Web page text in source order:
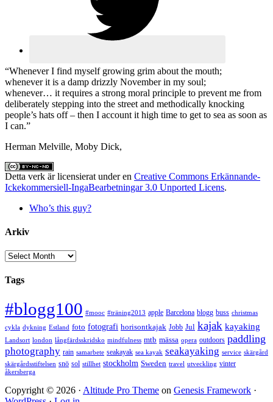
“Whenever I find myself growing grim about the mouth;
whenever it is a damp drizzly November in my soul;
whenever… it requires a strong moral principle to prevent me from
deliberately stepping into the street and methodically knocking
people’s hats off – then I account it high time to get to sea as soon as
I can.”
Herman Melville, Moby Dick,
Detta verk är licensierat under en Creative Commons Erkännande-
Ickekommersiell-IngaBearbetningar 3.0 Unported Licens.
Who’s this guy?
Arkiv
Arkiv
Tags
#blogg100 #mooc #träning2013 apple Barcelona blogg buss christmas
cykla dykning Estland foto fotografi horisontkajak Jobb Jul kajak kayaking
Landsort london långfärdsskridsko mindfulness mtb mässa opera outdoors paddling
photography rain samarbete seakayak sea kayak seakayaking service skärgård
skärgårdsstiftelsen snö sol stillhet stockholm Sweden travel utveckling vinter
åkersberga
Copyright © 2026 · Altitude Pro Theme on Genesis Framework ·